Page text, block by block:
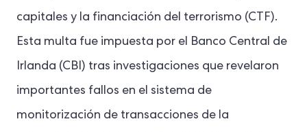
capitales y la financiación del terrorismo (CTF).
Esta multa fue impuesta por el Banco Central de
Irlanda (CBI) tras investigaciones que revelaron
importantes fallos en el sistema de
monitorización de transacciones de la